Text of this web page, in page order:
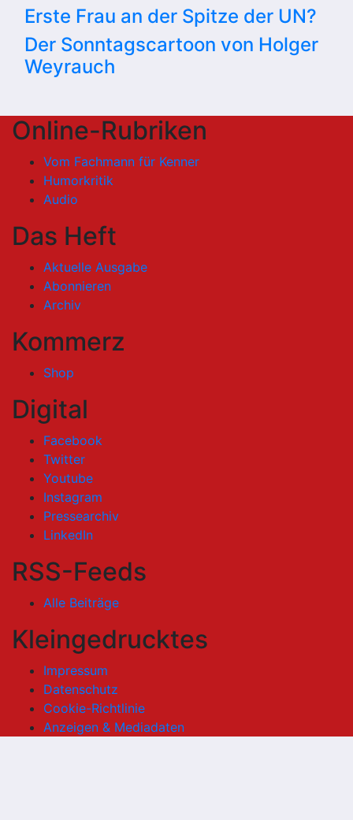
Erste Frau an der Spitze der UN?
Der Sonntagscartoon von Holger
Weyrauch
Online-Rubriken
Vom Fachmann für Kenner
Humorkritik
Audio
Das Heft
Aktuelle Ausgabe
Abonnieren
Archiv
Kommerz
Shop
Digital
Facebook
Twitter
Youtube
Instagram
Pressearchiv
LinkedIn
RSS-Feeds
Alle Beiträge
Kleingedrucktes
Impressum
Datenschutz
Cookie-Richtlinie
Anzeigen & Mediadaten